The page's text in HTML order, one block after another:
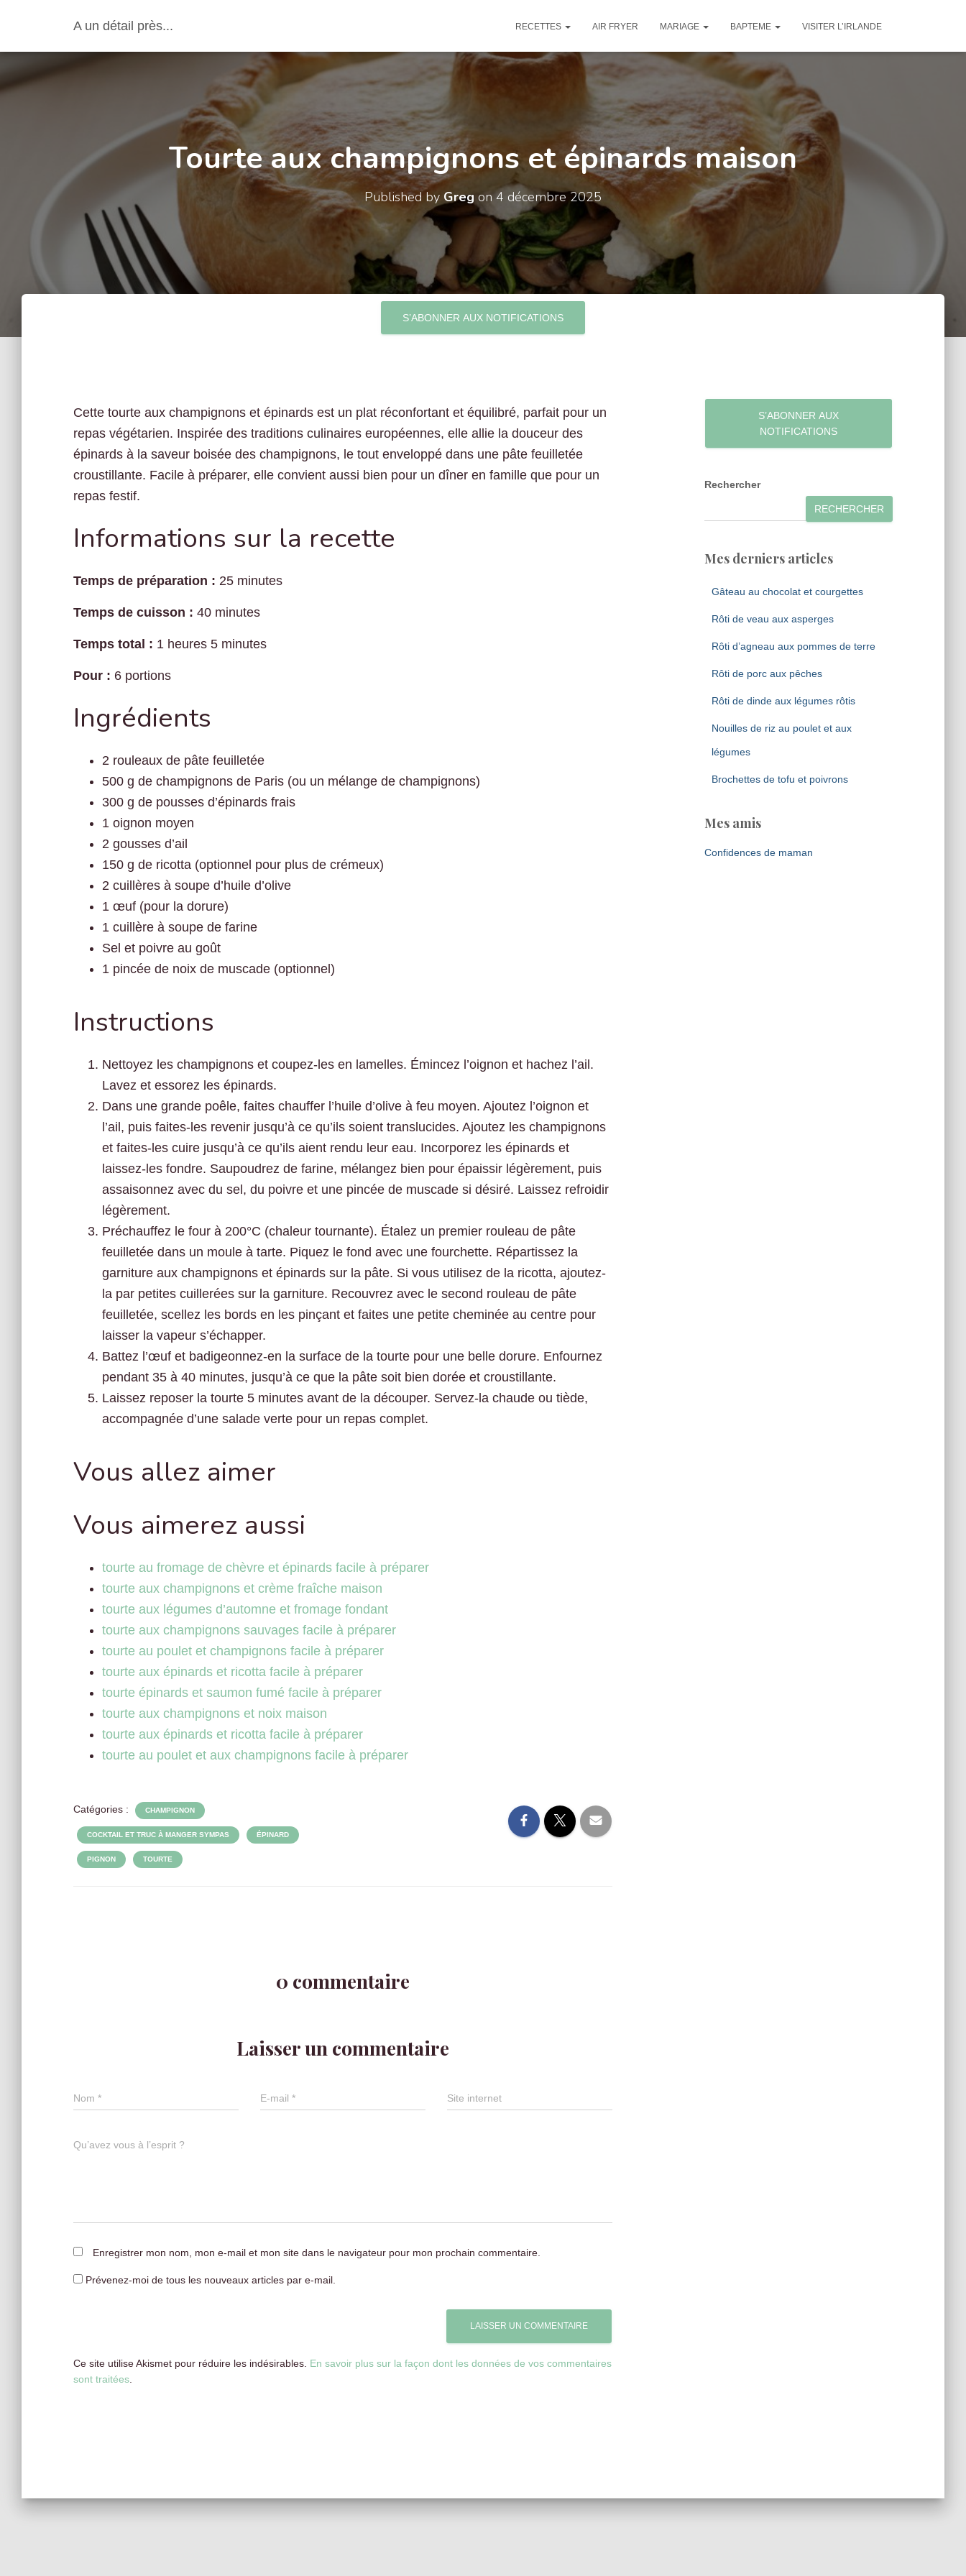
A un détail près... RECETTES AIR FRYER MARIAGE BAPTEME VISITER L’IRLANDE
Tourte aux champignons et épinards maison
Published by Greg on4 décembre 2025
S’ABONNER AUX NOTIFICATIONS
Cette tourte aux champignons et épinards est un plat réconfortant et équilibré, parfait pour un
repas végétarien. Inspirée des traditions culinaires européennes, elle allie la douceur des
épinards à la saveur boisée des champignons, le tout enveloppé dans une pâte feuilletée
croustillante. Facile à préparer, elle convient aussi bien pour un dîner en famille que pour un
repas festif.
Informations sur la recette
Temps de préparation : 25 minutes
Temps de cuisson : 40 minutes
Temps total : 1 heures 5 minutes
Pour : 6 portions
Ingrédients
2 rouleaux de pâte feuilletée
500 g de champignons de Paris (ou un mélange de champignons)
300 g de pousses d’épinards frais
1 oignon moyen
2 gousses d’ail
150 g de ricotta (optionnel pour plus de crémeux)
2 cuillères à soupe d’huile d’olive
1 œuf (pour la dorure)
1 cuillère à soupe de farine
Sel et poivre au goût
1 pincée de noix de muscade (optionnel)
Instructions
Nettoyez les champignons et coupez-les en lamelles. Émincez l’oignon et hachez l’ail.
Lavez et essorez les épinards.
Dans une grande poêle, faites chauffer l’huile d’olive à feu moyen. Ajoutez l’oignon et
l’ail, puis faites-les revenir jusqu’à ce qu’ils soient translucides. Ajoutez les champignons
et faites-les cuire jusqu’à ce qu’ils aient rendu leur eau. Incorporez les épinards et
laissez-les fondre. Saupoudrez de farine, mélangez bien pour épaissir légèrement, puis
assaisonnez avec du sel, du poivre et une pincée de muscade si désiré. Laissez refroidir
légèrement.
Préchauffez le four à 200°C (chaleur tournante). Étalez un premier rouleau de pâte
feuilletée dans un moule à tarte. Piquez le fond avec une fourchette. Répartissez la
garniture aux champignons et épinards sur la pâte. Si vous utilisez de la ricotta, ajoutez-
la par petites cuillerées sur la garniture. Recouvrez avec le second rouleau de pâte
feuilletée, scellez les bords en les pinçant et faites une petite cheminée au centre pour
laisser la vapeur s’échapper.
Battez l’œuf et badigeonnez-en la surface de la tourte pour une belle dorure. Enfournez
pendant 35 à 40 minutes, jusqu’à ce que la pâte soit bien dorée et croustillante.
Laissez reposer la tourte 5 minutes avant de la découper. Servez-la chaude ou tiède,
accompagnée d’une salade verte pour un repas complet.
Vous allez aimer
Vous aimerez aussi
tourte au fromage de chèvre et épinards facile à préparer
tourte aux champignons et crème fraîche maison
tourte aux légumes d’automne et fromage fondant
tourte aux champignons sauvages facile à préparer
tourte au poulet et champignons facile à préparer
tourte aux épinards et ricotta facile à préparer
tourte épinards et saumon fumé facile à préparer
tourte aux champignons et noix maison
tourte aux épinards et ricotta facile à préparer
tourte au poulet et aux champignons facile à préparer
Catégories : CHAMPIGNON
COCKTAIL ET TRUC À MANGER SYMPAS ÉPINARD
PIGNON TOURTE
0 commentaire
Laisser un commentaire
Nom * E-mail * Site internet
Qu’avez vous à l’esprit ?
Enregistrer mon nom, mon e-mail et mon site dans le navigateur pour mon prochain commentaire.
Prévenez-moi de tous les nouveaux articles par e-mail.
Ce site utilise Akismet pour réduire les indésirables. En savoir plus sur la façon dont les données de vos commentaires
sont traitées
S’ABONNER AUX
NOTIFICATIONS
Rechercher
RECHERCHER
Mes derniers articles
Gâteau au chocolat et courgettes
Rôti de veau aux asperges
Rôti d’agneau aux pommes de terre
Rôti de porc aux pêches
Rôti de dinde aux légumes rôtis
Nouilles de riz au poulet et aux
légumes
Brochettes de tofu et poivrons
Mes amis
Confidences de maman